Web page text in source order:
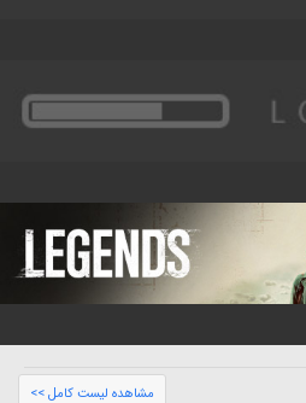
مشاهده لیست کامل >>